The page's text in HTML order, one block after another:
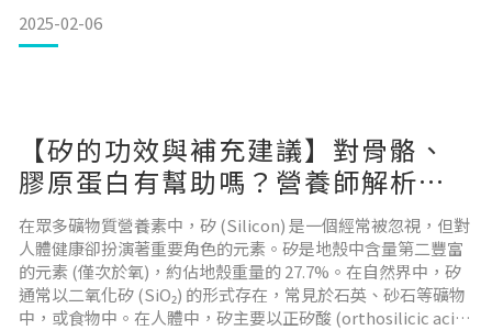
醣的最佳服用時機如何挑選蛋白聚醣保健品常見問答集 (FAQ)
結論 什麼是蛋白聚醣？蛋白聚醣（Proteoglycans）是一類由
2025-02-06
【矽的功效與補充建議】對骨骼、
膠原蛋白有幫助嗎？營養師解析矽
怎麼吃才有效！
在眾多礦物質營養素中，矽 (Silicon) 是一個經常被忽視，但對
人體健康卻扮演著重要角色的元素。矽是地殼中含量第二豐富
的元素 (僅次於氧)，約佔地殼重量的 27.7%。在自然界中，矽
通常以二氧化矽 (SiO₂) 的形式存在，常見於石英、砂石等礦物
中，或食物中。在人體中，矽主要以正矽酸 (orthosilicic acid,